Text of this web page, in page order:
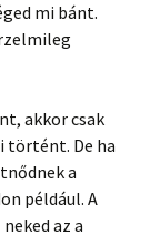
mi bánt.
akkor csak
történt. De ha
a
például. A
az a